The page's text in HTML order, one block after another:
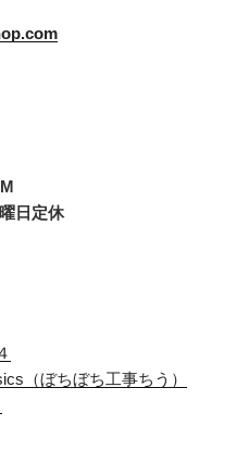
日定休
（ぼちぼち工事ちう）